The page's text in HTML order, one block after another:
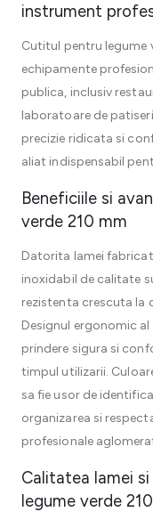
instrument
Cutitul pentru legume
echipamente
publica, inclusiv
laboratoare de
precizie ridicata si
aliat indispensabil
Beneficiile si
verde 210 mm
Datorita lamei
inoxidabil de calitate
rezistenta crescuta la
Designul ergonomic
prindere sigura si
timpul utilizarii.
sa fie usor de
organizarea si
profesionale
Calitatea lamei
legume verde